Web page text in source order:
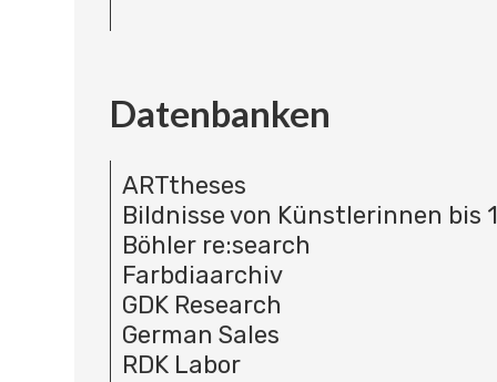
Datenbanken
ARTtheses
Bildnisse von Künstlerinnen bis
Böhler re:search
Farbdiaarchiv
GDK Research
German Sales
RDK Labor